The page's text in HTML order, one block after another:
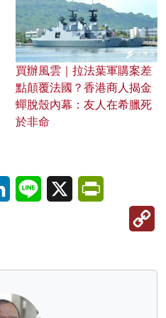
買辦風雲｜拉法葉軍購案差
點顛覆法國？香港商人揭金
蟬脫殼內幕：友人在希臘死
於非命
LinkedInLine X